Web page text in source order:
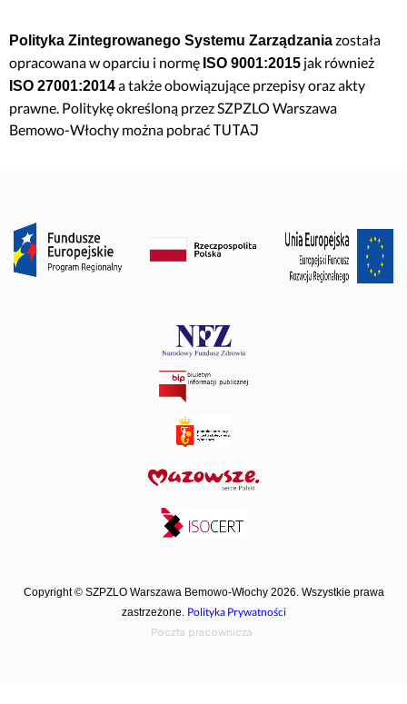
Polityka Zintegrowanego Systemu Zarządzaniazostała
opracowana w oparciu i normę ISO 9001:2015 jak również
ISO 27001:2014a także obowiązujące przepisy oraz akty
prawne. Politykę określoną przez SZPZLO Warszawa
Bemowo-Włochy można pobrać TUTAJ
Copyright © SZPZLO Warszawa Bemowo-Włochy 2026. Wszystkie prawa
zastrzeżone. Polityka Prywatności
Poczta pracownicza